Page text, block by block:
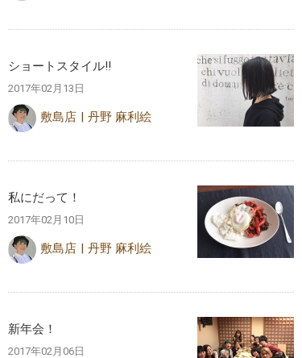
ショートスタイル‼︎
2017年02月13日
敷島店 丹野 麻利絵
私にだって！
2017年02月10日
敷島店 丹野 麻利絵
新年会！
2017年02月06日